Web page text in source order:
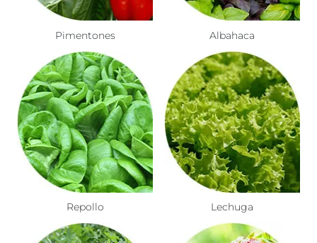
Pimentones Albahaca
Repollo Lechuga